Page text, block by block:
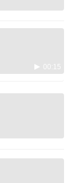
00:15